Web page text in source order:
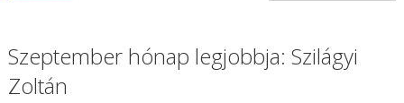
Szeptember hónap legjobbja: Szilágyi
Zoltán